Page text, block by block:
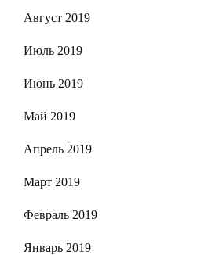
Август 2019
Июль 2019
Июнь 2019
Май 2019
Апрель 2019
Март 2019
Февраль 2019
Январь 2019